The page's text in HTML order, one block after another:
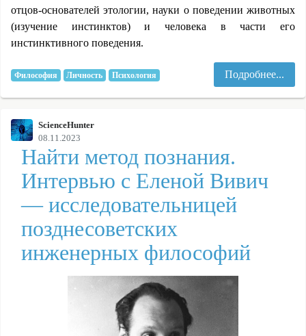
отцов-основателей этологии, науки о поведении животных
(изучение инстинктов) и человека в части его
инстинктивного поведения.
Философия Личность Психология Подробнее...
ScienceHunter
08.11.2023
Найти метод познания.
Интервью с Еленой Вивич
— исследовательницей
позднесоветских
инженерных философий